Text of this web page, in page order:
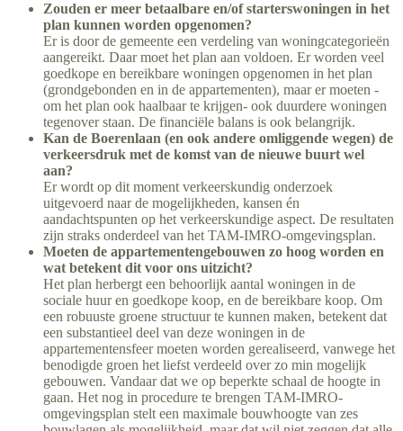
Zouden er meer betaalbare en/of starterswoningen in het
plan kunnen worden opgenomen?
Er is door de gemeente een verdeling van woningcategorieën
aangereikt. Daar moet het plan aan voldoen. Er worden veel
goedkope en bereikbare woningen opgenomen in het plan
(grondgebonden en in de appartementen), maar er moeten -
om het plan ook haalbaar te krijgen- ook duurdere woningen
tegenover staan. De financiële balans is ook belangrijk.
Kan de Boerenlaan (en ook andere omliggende wegen) de
verkeersdruk met de komst van de nieuwe buurt wel
aan?
Er wordt op dit moment verkeerskundig onderzoek
uitgevoerd naar de mogelijkheden, kansen én
aandachtspunten op het verkeerskundige aspect. De resultaten
zijn straks onderdeel van het TAM-IMRO-omgevingsplan.
Moeten de appartementengebouwen zo hoog worden en
wat betekent dit voor ons uitzicht?
Het plan herbergt een behoorlijk aantal woningen in de
sociale huur en goedkope koop, en de bereikbare koop. Om
een robuuste groene structuur te kunnen maken, betekent dat
een substantieel deel van deze woningen in de
appartementensfeer moeten worden gerealiseerd, vanwege het
benodigde groen het liefst verdeeld over zo min mogelijk
gebouwen. Vandaar dat we op beperkte schaal de hoogte in
gaan. Het nog in procedure te brengen TAM-IMRO-
omgevingsplan stelt een maximale bouwhoogte van zes